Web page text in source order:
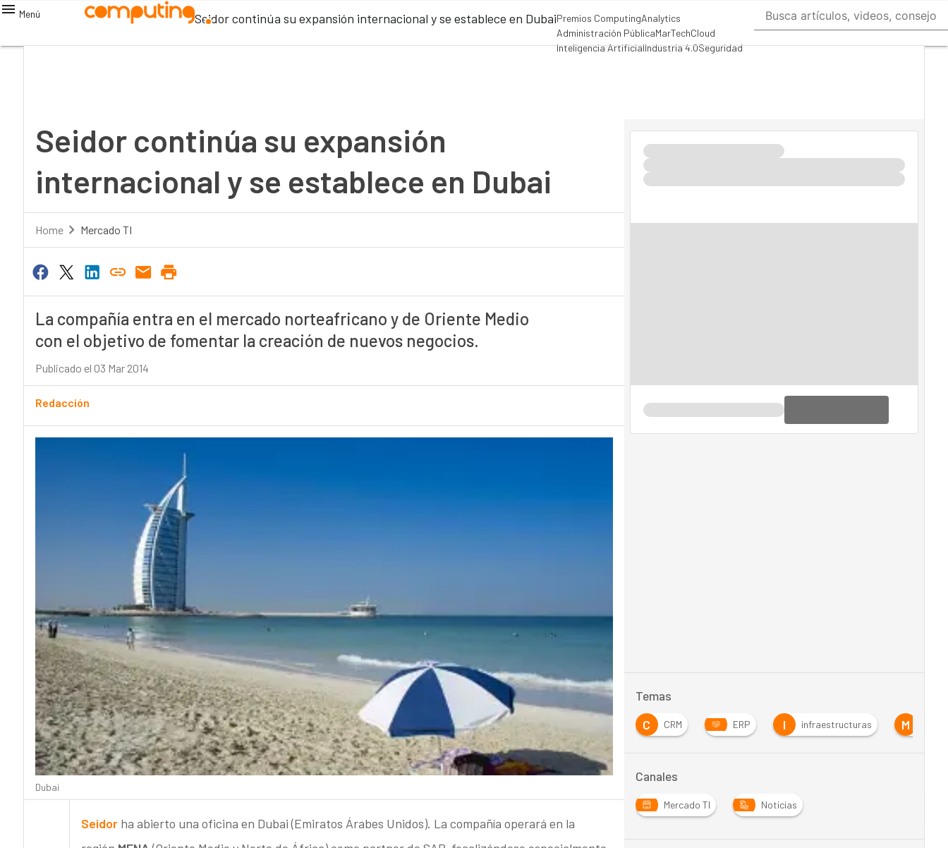
Menú Seidor continúa su expansión internacional y se establece en DubaiPremios ComputingAnalytics
Administración PúblicaMarTechCloud
Inteligencia ArtificialIndustria 4.0Seguridad
Seidor continúa su expansión
internacional y se establece en Dubai
Home Mercado TI
La compañía entra en el mercado norteafricano y de Oriente Medio
con el objetivo de fomentar la creación de nuevos negocios.
Publicado el 03 Mar 2014
Redacción
Dubai
Seidor ha abierto una oficina en Dubai (Emiratos Árabes Unidos). La compañía operará en la
Temas
A
C CRM ERP I infraestructuras M
Canales
Mercado TI Noticias